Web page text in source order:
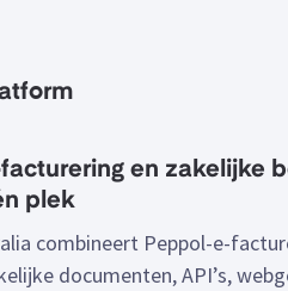
en zakelijke
plek
combineert Peppol-e-
documenten, API’s,